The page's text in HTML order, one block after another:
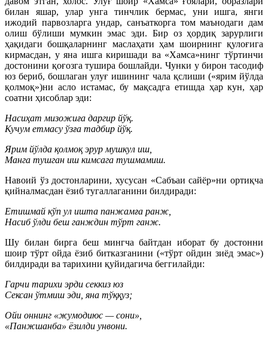
билан яшар, улар унга тинчлик бермас, уни ишга, янги
ижодий парвозларга ундар, санъаткорга том маънодаги дам
олиш бўлиши мумкин эмас эди. Бир оз ҳордиқ зарурлиги
ҳақидаги бошқаларнинг маслаҳати ҳам шоирнинг қулоғига
кирмасдан, у яна ишга киришади ва «Хамса»нинг тўртинчи
достонини қоғозга тушира бошлайди. Чунки у бирон тасодиф
юз бериб, бошлаган улуғ ишининг чала қслиши («ярим йўлда
қолмоқ»)ни асло истамас, бу мақсадга етишда ҳар кун, ҳар
соатни ҳисоблар эди:
Насиҳат мизожиға даргир йўқ.
Кучум етмасу ўзға тадбир йўқ.
Ярим йўлда қолмоқ эрур мушкул иш,
Манга тушган иш кимсага тушмамиш.
Навоий ўз достонларини, хусусан «Сабъаи сайёр»ни ортиқча
қийналмасдан ёзиб тугаллаганини билдиради:
Етишмай кўп ул ишта панжамға ранж,
Насиб ўлди беш ганждин тўрт ганж.
Шу билан бирга беш мингча байтдан иборат бу достонни
шоир тўрт ойда ёзиб битказганини («тўрт ойдин зиёд эмас»)
билдиради ва тарихини қуйидагича беггилайди:
Гарчи тарихи эрди секкиз юз
Сексан ўтмиш эди, яна тўққуз;
Ойи оннинг «жумодиюс — сони»,
«Панжшанба» ёзилди унвони.